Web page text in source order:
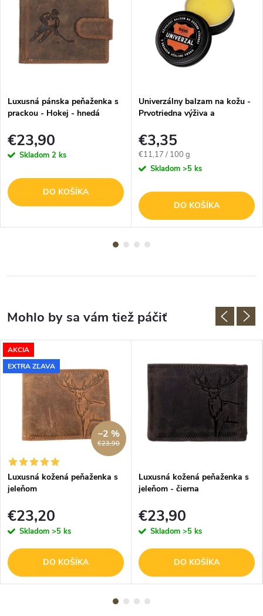
Luxusná pánska peňaženka s
prackou - Hokej - hnedá
€23,90
Skladom 2 ks
DO KOŠÍKA
Univerzálny balzam na kožu -
Prvotriedna výživa a
€3,35
Jednotková
cena:
€11,17 / 100 g
Skladom >5 ks
DO KOŠÍKA
AKCIA
EXTRA ZĽAVA
€23,90
–2 %
Luxusná kožená peňaženka s
jeleňom
€23,20
Skladom >5 ks
DO KOŠÍKA
Luxusná kožená peňaženka s
jeleňom - čierna
€23,90
Skladom >5 ks
DO KOŠÍKA